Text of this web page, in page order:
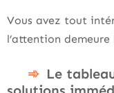
Vous avez tout
l’attention
Le